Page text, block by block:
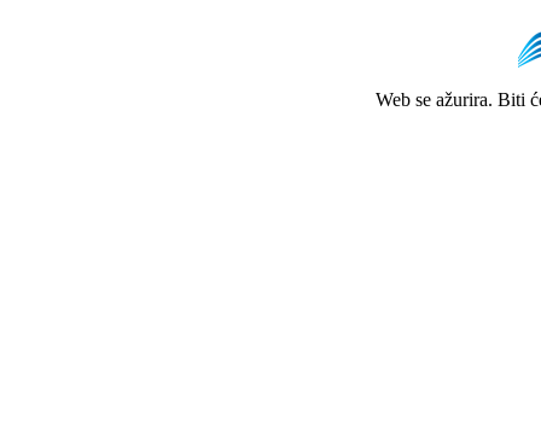
Web se ažurira. Biti